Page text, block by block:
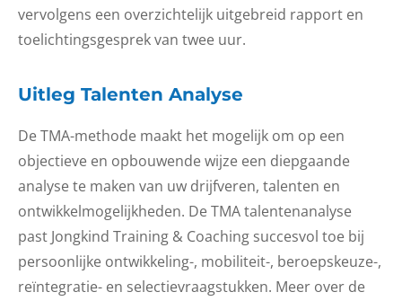
vervolgens een overzichtelijk uitgebreid rapport en
toelichtingsgesprek van twee uur.
Uitleg Talenten Analyse
De TMA-methode maakt het mogelijk om op een
objectieve en opbouwende wijze een diepgaande
analyse te maken van uw drijfveren, talenten en
ontwikkelmogelijkheden. De TMA talentenanalyse
past Jongkind Training & Coaching succesvol toe bij
persoonlijke ontwikkeling-, mobiliteit-, beroepskeuze-,
reïntegratie- en selectievraagstukken. Meer over de